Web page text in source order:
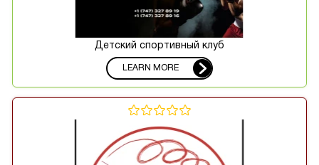
Детский спортивный клуб
LEARN MORE